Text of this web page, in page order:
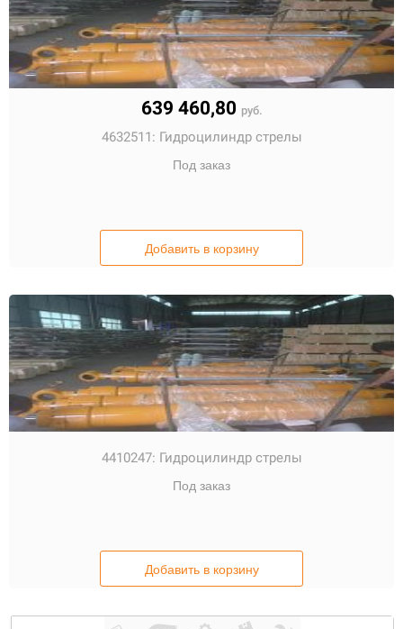
639 460,80 руб.
4632511: Гидроцилиндр стрелы
Под заказ
Добавить в корзину
4410247: Гидроцилиндр стрелы
Под заказ
Добавить в корзину